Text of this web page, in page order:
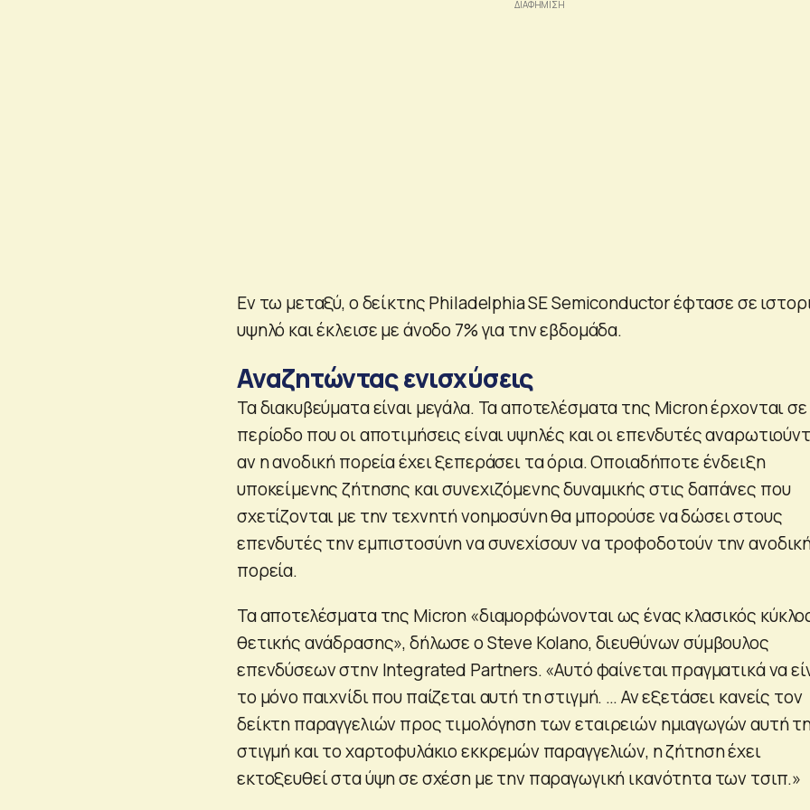
Εν τω μεταξύ, ο δείκτης Philadelphia SE Semiconductor έφτασε σε
υψηλό και έκλεισε με άνοδο 7% για την εβδομάδα.
Αναζητώντας ενισχύσεις
Τα διακυβεύματα είναι μεγάλα. Τα αποτελέσματα της Micron έρχονται σε
περίοδο που οι αποτιμήσεις είναι υψηλές και οι επενδυτές
αν η ανοδική πορεία έχει ξεπεράσει τα όρια. Οποιαδήποτε ένδειξη
υποκείμενης ζήτησης και συνεχιζόμενης δυναμικής στις δαπάνες που
σχετίζονται με την τεχνητή νοημοσύνη θα μπορούσε να δώσει στους
επενδυτές την εμπιστοσύνη να συνεχίσουν να τροφοδοτούν την
πορεία.
Τα αποτελέσματα της Micron «διαμορφώνονται ως ένας κλασικός
θετικής ανάδρασης», δήλωσε ο Steve Kolano, διευθύνων σύμβουλος
επενδύσεων στην Integrated Partners. «Αυτό φαίνεται πραγματικά να
το μόνο παιχνίδι που παίζεται αυτή τη στιγμή. … Αν εξετάσει κανείς τον
δείκτη παραγγελιών προς τιμολόγηση των εταιρειών ημιαγωγών αυτή
στιγμή και το χαρτοφυλάκιο εκκρεμών παραγγελιών, η ζήτηση έχει
εκτοξευθεί στα ύψη σε σχέση με την παραγωγική ικανότητα των τσιπ.»